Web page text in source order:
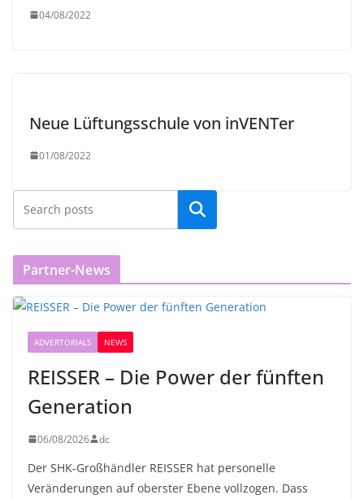
04/08/2022
Neue Lüftungsschule von inVENTer
01/08/2022
Partner-News
ADVERTORIALS NEWS
REISSER – Die Power der fünften
Generation
06/08/2026 dc
Der SHK-Großhändler REISSER hat personelle
Veränderungen auf oberster Ebene vollzogen. Dass